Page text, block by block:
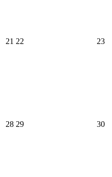
21 22 23
28 29 30